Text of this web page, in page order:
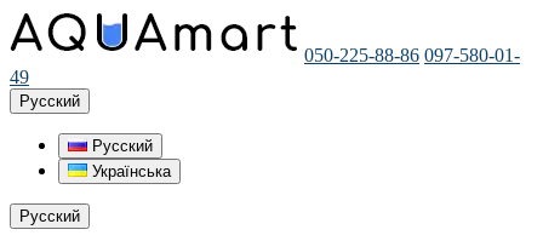
050-225-88-86 097-580-01-
49
Русский
Русский
Українська
Русский